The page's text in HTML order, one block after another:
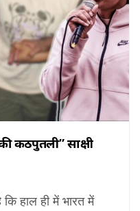
कठपुतली” साक्षी
हाल ही में भारत में